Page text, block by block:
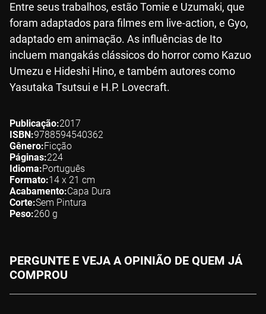
Entre seus trabalhos, estão Tomie e Uzumaki, que
foram adaptados para filmes em live-action, e Gyo,
adaptado em animação. As influências de Ito
incluem mangakás clássicos do horror como Kazuo
Umezu e Hideshi Hino, e também autores como
Yasutaka Tsutsui e H.P. Lovecraft.
Publicação 2017
ISBN 9788594540362
Gênero Ficção
Páginas 224
Idioma Português
Formato 14 x 21 cm
Acabamento Capa Dura
Corte Sem Pintura
Peso 260 g
PERGUNTE E VEJA A OPINIÃO DE QUEM JÁ
COMPROU